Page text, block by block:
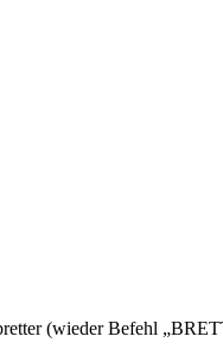
(wieder Befehl